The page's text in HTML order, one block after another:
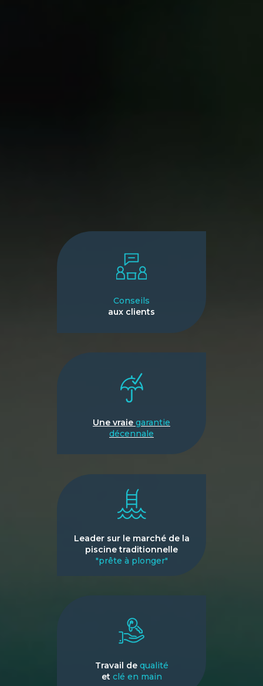
Conseils
aux clients
Une vraie garantie
décennale
Leader sur le marché de la
piscine traditionnelle
"prête à plonger"
Travail de qualité
et clé en main